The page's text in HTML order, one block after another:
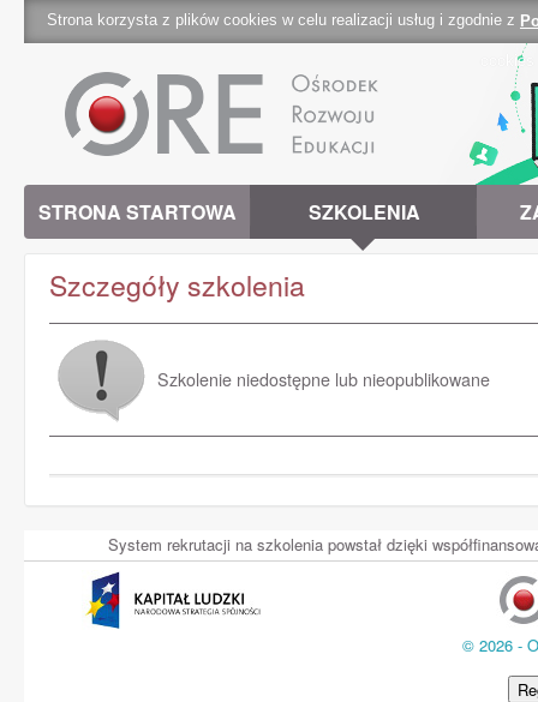
Strona korzysta z plików cookies w celu realizacji usług i zgodnie z
STRONA STARTOWA SZKOLENIA
Szczegóły szkolenia
Szkolenie niedostępne lub nieopublikowane
System rekrutacji na szkolenia powstał dzięki
© 2026 -